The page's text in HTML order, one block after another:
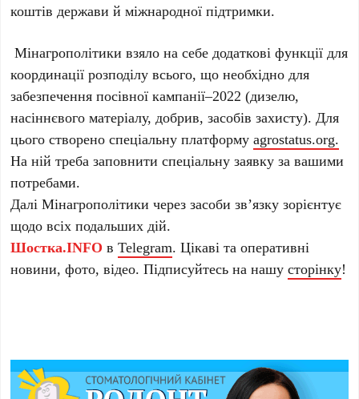
коштів держави й міжнародної підтримки.
Мінагрополітики взяло на себе додаткові функції для
координації розподілу всього, що необхідно для
забезпечення посівної кампанії–2022 (дизелю,
насіннєвого матеріалу, добрив, засобів захисту). Для
цього створено спеціальну платформуagrostatus.org.
На ній треба заповнити спеціальну заявку за вашими
потребами.
Далі Мінагрополітики через засоби зв’язку зорієнтує
щодо всіх подальших дій.
Шостка.INFO вTelegram. Цікаві та оперативні
новини, фото, відео. Підписуйтесь на нашусторінку!